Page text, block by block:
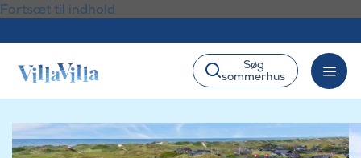
Fortsæt til indhold
Søg
sommerhus